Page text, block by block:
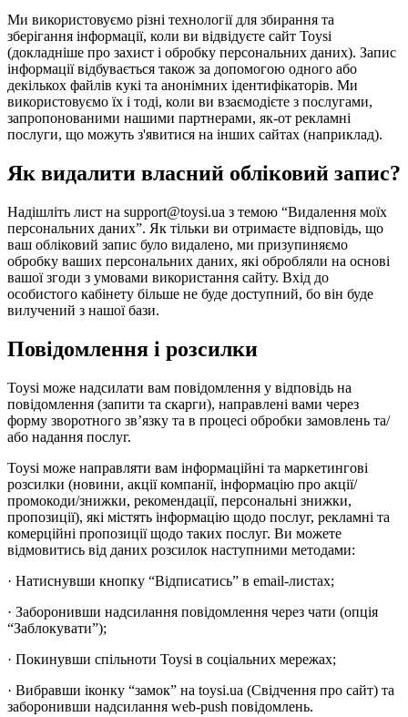
Ми використовуємо різні технології для збирання та
зберігання інформації, коли ви відвідуєте сайт Toysi
(докладніше про захист і обробку персональних даних). Запис
інформації відбувається також за допомогою одного або
декількох файлів кукі та анонімних ідентифікаторів. Ми
використовуємо їх і тоді, коли ви взаємодієте з послугами,
запропонованими нашими партнерами, як-от рекламні
послуги, що можуть з'явитися на інших сайтах (наприклад).
Як видалити власний обліковий запис?
Надішліть лист на support@toysi.ua з темою “Видалення моїх
персональних даних”. Як тільки ви отримаєте відповідь, що
ваш обліковий запис було видалено, ми призупиняємо
обробку ваших персональних даних, які обробляли на основі
вашої згоди з умовами використання сайту. Вхід до
особистого кабінету більше не буде доступний, бо він буде
вилучений з нашої бази.
Повідомлення і розсилки
Toysi може надсилати вам повідомлення у відповідь на
повідомлення (запити та скарги), направлені вами через
форму зворотного зв’язку та в процесі обробки замовлень та/
або надання послуг.
Toysi може направляти вам інформаційні та маркетингові
розсилки (новини, акції компанії, інформацію про акції/
промокоди/знижки, рекомендації, персональні знижки,
пропозиції), які містять інформацію щодо послуг, рекламні та
комерційні пропозиції щодо таких послуг. Ви можете
відмовитись від даних розсилок наступними методами:
· Натиснувши кнопку “Відписатись” в email-листах;
· Заборонивши надсилання повідомлення через чати (опція
“Заблокувати”);
· Покинувши спільноти Toysi в соціальних мережах;
· Вибравши іконку “замок” на toysi.ua (Свідчення про сайт) та
заборонивши надсилання web-push повідомлень.